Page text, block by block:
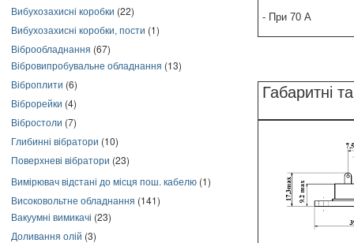
Вибухозахисні коробки (22)
Вибухозахисні коробки, пости (1)
Віброобладнання (67)
Вібровипробувальне обладнання (13)
Віброплити (6)
Віброрейки (4)
Вібростоли (7)
Глибинні вібратори (10)
Поверхневі вібратори (23)
Вимірювач відстані до місця пош. кабелю (1)
Високовольтне обладнання (141)
Вакуумні вимикачі (23)
Доливання олій (3)
- При 70 А
Габаритні